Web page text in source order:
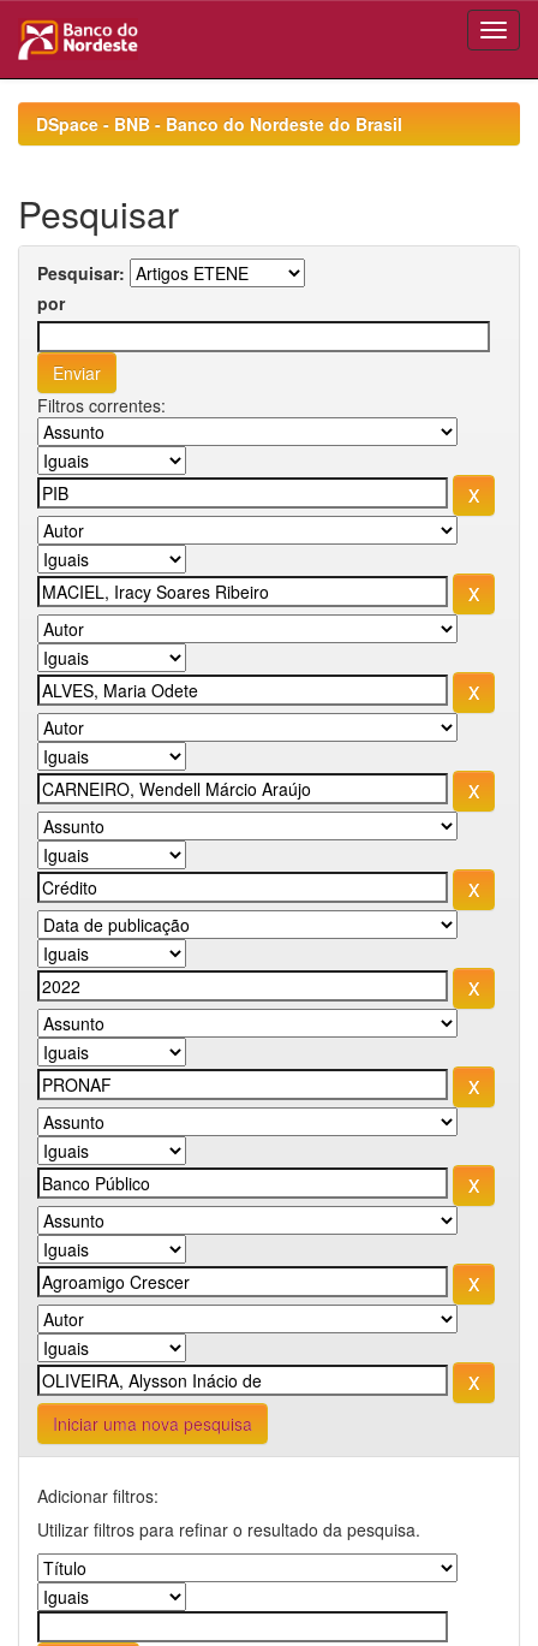
navigationDSpace - BNB - Banco do Nordeste do Brasil
Pesquisar
Pesquisar:
por
Filtros correntes:
Iniciar uma nova pesquisa
Adicionar filtros:
Utilizar filtros para refinar o resultado da pesquisa.